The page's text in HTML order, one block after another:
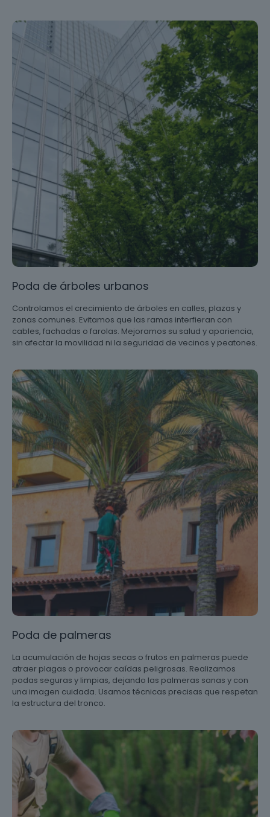
Poda de árboles urbanos
Controlamos el crecimiento de árboles en calles, plazas y
zonas comunes. Evitamos que las ramas interfieran con
cables, fachadas o farolas. Mejoramos su salud y apariencia,
sin afectar la movilidad ni la seguridad de vecinos y peatones.
Poda de palmeras
La acumulación de hojas secas o frutos en palmeras puede
atraer plagas o provocar caídas peligrosas. Realizamos
podas seguras y limpias, dejando las palmeras sanas y con
una imagen cuidada. Usamos técnicas precisas que respetan
la estructura del tronco.